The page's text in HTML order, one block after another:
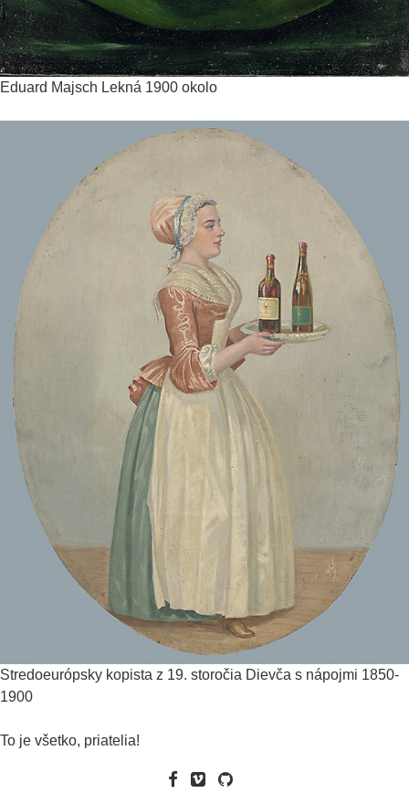
Eduard Majsch Lekná 1900 okolo
Stredoeurópsky kopista z 19. storočia Dievča s nápojmi 1850-
1900
To je všetko, priatelia!